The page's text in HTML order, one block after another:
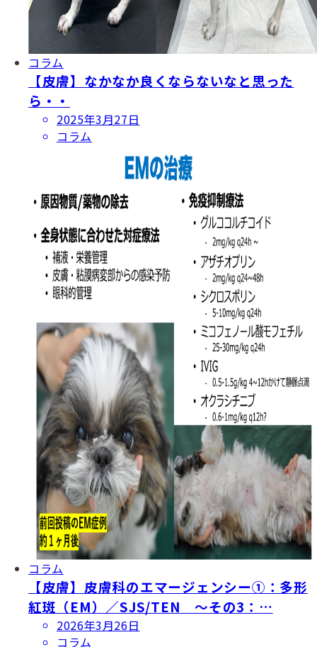
コラム
【皮膚】なかなか良くならないなと思った
ら・・
投
稿
2025年3月27日
コラム
コラム
【皮膚】皮膚科のエマージェンシー①：多形
紅斑（EM）／SJS/TEN 〜その3：…
投
稿
2026年3月26日
コラム